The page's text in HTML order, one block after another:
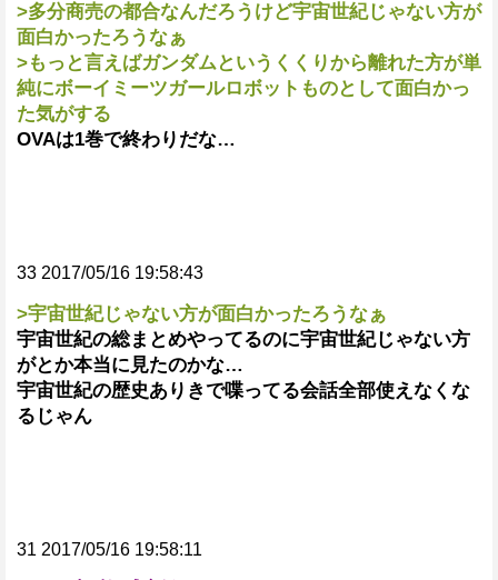
>多分商売の都合なんだろうけど宇宙世紀じゃない方が
面白かったろうなぁ
>もっと言えばガンダムというくくりから離れた方が単
純にボーイミーツガールロボットものとして面白かっ
た気がする
OVAは1巻で終わりだな…
33 2017/05/16 19:58:43
>宇宙世紀じゃない方が面白かったろうなぁ
宇宙世紀の総まとめやってるのに宇宙世紀じゃない方
がとか本当に見たのかな…
宇宙世紀の歴史ありきで喋ってる会話全部使えなくな
るじゃん
31 2017/05/16 19:58:11